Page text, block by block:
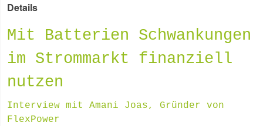
Details
Mit Batterien Schwankungen
im Strommarkt finanziell
nutzen
Interview mit Amani Joas, Gründer von
FlexPower